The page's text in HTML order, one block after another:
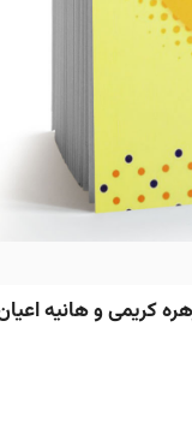
کریمی و هانیه